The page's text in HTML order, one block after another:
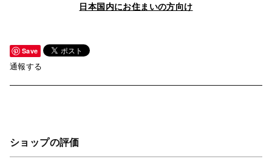
日本国内にお住まいの方向け
Save
通報する
ショップの評価